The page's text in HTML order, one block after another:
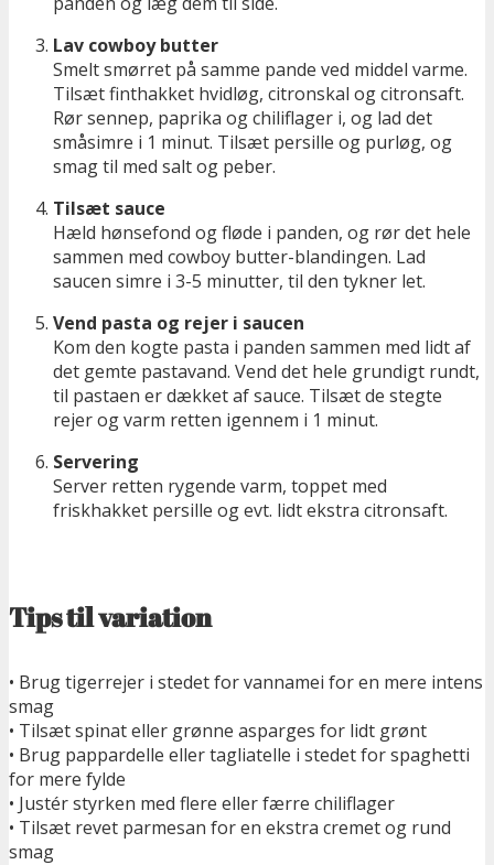
Lav cowboy butter
Smelt smørret på samme pande ved middel varme.
Tilsæt finthakket hvidløg, citronskal og citronsaft.
Rør sennep, paprika og chiliflager i, og lad det
småsimre i 1 minut. Tilsæt persille og purløg, og
smag til med salt og peber.
Tilsæt sauce
Hæld hønsefond og fløde i panden, og rør det hele
sammen med cowboy butter-blandingen. Lad
saucen simre i 3-5 minutter, til den tykner let.
Vend pasta og rejer i saucen
Kom den kogte pasta i panden sammen med lidt af
det gemte pastavand. Vend det hele grundigt rundt,
til pastaen er dækket af sauce. Tilsæt de stegte
rejer og varm retten igennem i 1 minut.
Servering
Server retten rygende varm, toppet med
friskhakket persille og evt. lidt ekstra citronsaft.
Tips til variation
• Brug tigerrejer i stedet for vannamei for en mere intens
smag
• Tilsæt spinat eller grønne asparges for lidt grønt
• Brug pappardelle eller tagliatelle i stedet for spaghetti
for mere fylde
• Justér styrken med flere eller færre chiliflager
• Tilsæt revet parmesan for en ekstra cremet og rund
smag